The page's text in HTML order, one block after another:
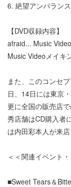
6. 絶望アンバランス
【DVD収録内容】
afraid... Music Video
Music Videoメイキ
また、このコンセ
日、14日には東京
更に全国の販売店
秀店舗はCD購入者
は内田彩本人が来
＜＜関連イベント
■Sweet Tears＆